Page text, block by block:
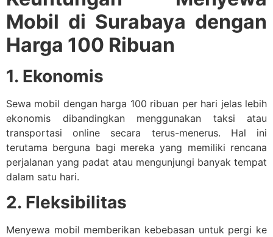
Mobil di Surabaya dengan
Harga 100 Ribuan
1. Ekonomis
Sewa mobil dengan harga 100 ribuan per hari jelas lebih
ekonomis dibandingkan menggunakan taksi atau
transportasi online secara terus-menerus. Hal ini
terutama berguna bagi mereka yang memiliki rencana
perjalanan yang padat atau mengunjungi banyak tempat
dalam satu hari.
2. Fleksibilitas
Menyewa mobil memberikan kebebasan untuk pergi ke